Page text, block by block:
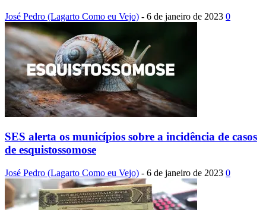
José Pedro (Lagarto Como eu Vejo) - 6 de janeiro de 2023 0
SES alerta os municípios sobre a incidência de casos
de esquistossomose
José Pedro (Lagarto Como eu Vejo) - 6 de janeiro de 2023 0